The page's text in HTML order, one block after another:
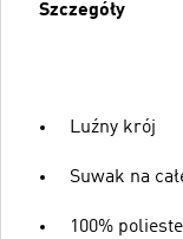
Szczegóły
Luźny krój
Suwak na
100%